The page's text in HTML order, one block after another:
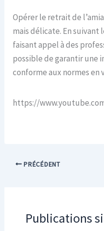
Opérer le retrait de
mais délicate. En suivant
faisant appel à des
possible de garantir une
conforme aux normes en
https://
PRÉCÉDENT
Publications